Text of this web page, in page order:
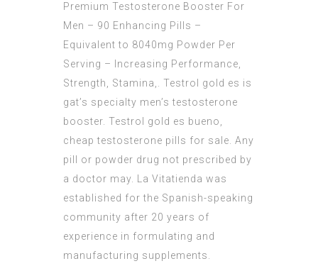
Premium Testosterone Booster For
Men – 90 Enhancing Pills –
Equivalent to 8040mg Powder Per
Serving – Increasing Performance,
Strength, Stamina,. Testrol gold es is
gat’s specialty men’s testosterone
booster. Testrol gold es bueno,
cheap testosterone pills for sale. Any
pill or powder drug not prescribed by
a doctor may. La Vitatienda was
established for the Spanish-speaking
community after 20 years of
experience in formulating and
manufacturing supplements.